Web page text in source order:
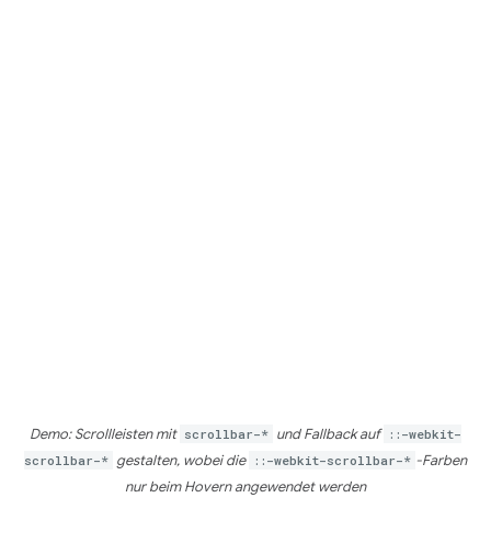
Demo: Scrollleisten mit scrollbar-* und Fallback auf ::-webkit-
scrollbar-* gestalten, wobei die ::-webkit-scrollbar-* -Farben
nur beim Hovern angewendet werden